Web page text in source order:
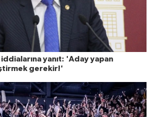
yanıt: 'Aday yapan
gerekir!'